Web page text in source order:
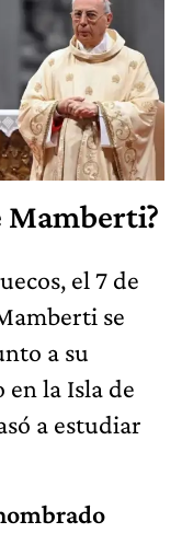
Mamberti?
el 7 de
se
a su
la Isla de
a estudiar